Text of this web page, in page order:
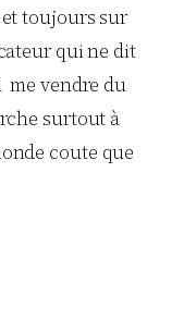
toujours sur
qui ne dit
me vendre du
surtout à
coute que